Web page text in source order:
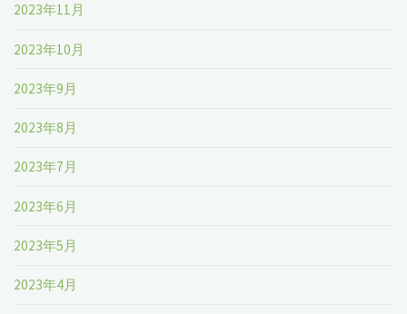
2023年11月
2023年10月
2023年9月
2023年8月
2023年7月
2023年6月
2023年5月
2023年4月